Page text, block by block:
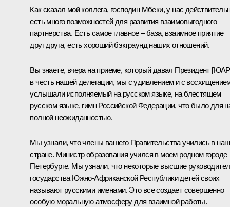
Как сказал мой коллега, господин Мбеки, у нас
есть много возможностей для развития взаимовыгодного
партнерства. Есть самое главное – база, взаимное приятие
друг друга, есть хороший бэкграунд наших отношений.
Вы знаете, вчера на приеме, который давал Президент
в честь нашей делегации, мы с удивлением и с
услышали исполняемый на русском языке, на блестящем
русском языке, гимн Российской Федерации, что было для
полной неожиданностью.
Мы узнали, что члены вашего Правительства учились в
стране. Министр образования учился в моем родном городе
Петербурге. Мы узнали, что некоторые высшие
государства Южно-Африканской Республики детей своих
называют русскими именами. Это все создает совершенно
особую моральную атмосферу для взаимной работы.